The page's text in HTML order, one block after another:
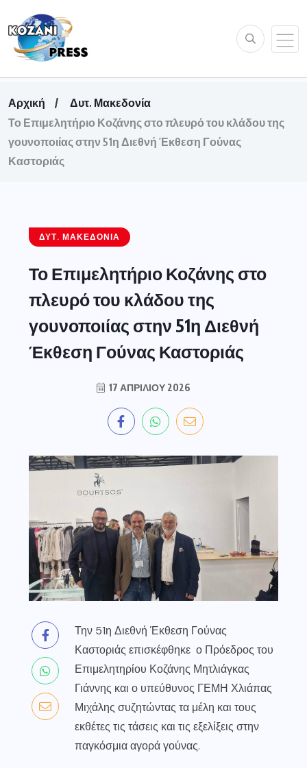
Αρχική
Δυτ. Μακεδονία
Το Επιμελητήριο Κοζάνης στο πλευρό του κλάδου της
γουνοποιίας στην 51η Διεθνή Έκθεση Γούνας
Καστοριάς
ΔΥΤ. ΜΑΚΕΔΟΝΊΑ
Το Επιμελητήριο Κοζάνης στο
πλευρό του κλάδου της
γουνοποιίας στην 51η Διεθνή
Έκθεση Γούνας Καστοριάς
17 ΑΠΡΙΛΊΟΥ 2026
Την 51η Διεθνή Έκθεση Γούνας
Καστοριάς επισκέφθηκε ο Πρόεδρος του
Επιμελητηρίου Κοζάνης Μητλιάγκας
Γιάννης και ο υπεύθυνος ΓΕΜΗ Χλιάπας
Μιχάλης συζητώντας τα μέλη και τους
εκθέτες τις τάσεις και τις εξελίξεις στην
παγκόσμια αγορά γούνας.